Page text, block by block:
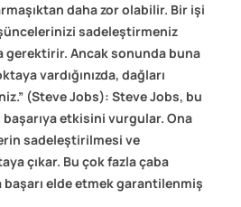
daha zor olabilir. Bir işi
sadeleştirmeniz
gerektirir. Ancak sonunda buna
vardığınızda, dağları
(Steve Jobs): Steve Jobs, bu
etkisini vurgular. Ona
sadeleştirilmesi ve
çıkar. Bu çok fazla çaba
elde etmek garantilenmiş